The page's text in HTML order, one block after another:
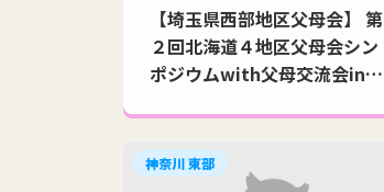
【埼玉県西部地区父母会】 第
２回北海道４地区父母会シン
ポジウムwith父母交流会in札
神奈川 東部